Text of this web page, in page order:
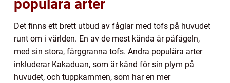
populära arter
Det finns ett brett utbud av fåglar med tofs på huvudet
runt om i världen. En av de mest kända är påfågeln,
med sin stora, färggranna tofs. Andra populära arter
inkluderar Kakaduan, som är känd för sin plym på
huvudet, och tuppkammen, som har en mer